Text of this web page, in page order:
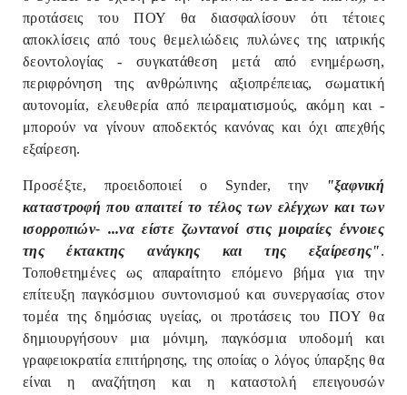
προτάσεις του ΠΟΥ θα διασφαλίσουν ότι τέτοιες
αποκλίσεις από τους θεμελιώδεις πυλώνες της ιατρικής
δεοντολογίας - συγκατάθεση μετά από ενημέρωση,
περιφρόνηση της ανθρώπινης αξιοπρέπειας, σωματική
αυτονομία, ελευθερία από πειραματισμούς, ακόμη και -
μπορούν να γίνουν αποδεκτός κανόνας και όχι απεχθής
εξαίρεση.
Προσέξτε, προειδοποιεί ο Synder, την
"ξαφνική
καταστροφή που απαιτεί το τέλος των ελέγχων και των
ισορροπιών- ...να είστε ζωντανοί στις μοιραίες έννοιες
της έκτακτης ανάγκης και της εξαίρεσης".
Τοποθετημένες ως απαραίτητο επόμενο βήμα για την
επίτευξη παγκόσμιου συντονισμού και συνεργασίας στον
τομέα της δημόσιας υγείας, οι προτάσεις του ΠΟΥ θα
δημιουργήσουν μια μόνιμη, παγκόσμια υποδομή και
γραφειοκρατία επιτήρησης, της οποίας ο λόγος ύπαρξης θα
είναι η αναζήτηση και η καταστολή επειγουσών